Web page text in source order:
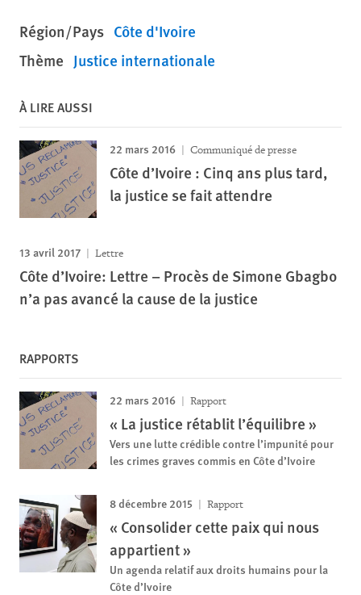
Région/Pays Côte d'Ivoire
Thème Justice internationale
À LIRE AUSSI
22 mars 2016 Communiqué de presse
Côte d’Ivoire : Cinq ans plus tard,
la justice se fait attendre
13 avril 2017 Lettre
Côte d’Ivoire: Lettre – Procès de Simone Gbagbo
n’a pas avancé la cause de la justice
RAPPORTS
22 mars 2016 Rapport
« La justice rétablit l’équilibre »
Vers une lutte crédible contre l’impunité pour
les crimes graves commis en Côte d’Ivoire
8 décembre 2015 Rapport
« Consolider cette paix qui nous
appartient »
Un agenda relatif aux droits humains pour la
Côte d’Ivoire